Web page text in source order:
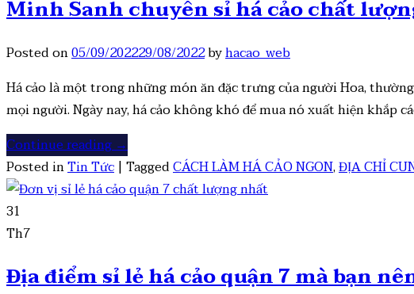
Minh Sanh chuyên sỉ há cảo chất
Posted on05/09/202229/08/2022byhacao_web
Há cảo là một trong những món ăn đặc trưng của người Hoa,
mọi người. Ngày nay, há cảo không khó để mua nó xuất hiện khắp
Continue reading→
Posted inTin Tức | TaggedCÁCH LÀM HÁ CẢO NGON,ĐỊA CHỈ
31
Th7
Địa điểm sỉ lẻ há cảo quận 7 mà bạn